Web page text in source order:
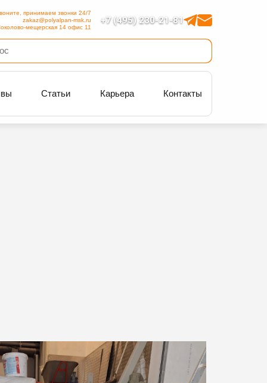
+7 (495) 230-21-81
принимаем звонки 24/7
zakaz@polyalpan-msk.ru
мещерская 14 офис 11
Статьи Карьера Контакты